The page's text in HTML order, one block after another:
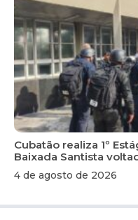
Cubatão realiza 1º
Baixada Santista
4 de agosto de 2026